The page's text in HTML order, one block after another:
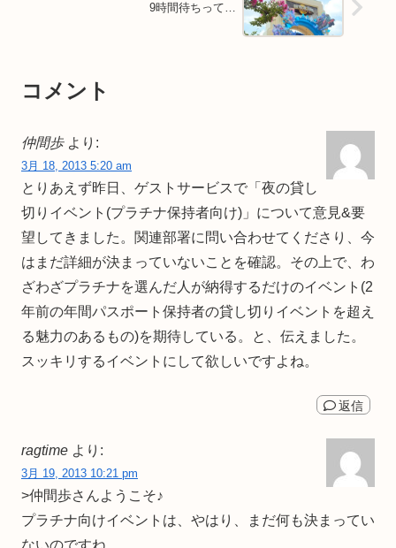
9時間待ちって…
コメント
仲間歩 より:
3月 18, 2013 5:20 am
とりあえず昨日、ゲストサービスで「夜の貸し
切りイベント(プラチナ保持者向け)」について意見&要
望してきました。関連部署に問い合わせてくださり、今
はまだ詳細が決まっていないことを確認。その上で、わ
ざわざプラチナを選んだ人が納得するだけのイベント(2
年前の年間パスポート保持者の貸し切りイベントを超え
る魅力のあるもの)を期待している。と、伝えました。
スッキリするイベントにして欲しいですよね。
返信
ragtime より:
3月 19, 2013 10:21 pm
>仲間歩さんようこそ♪
プラチナ向けイベントは、やはり、まだ何も決まってい
ないのですね。